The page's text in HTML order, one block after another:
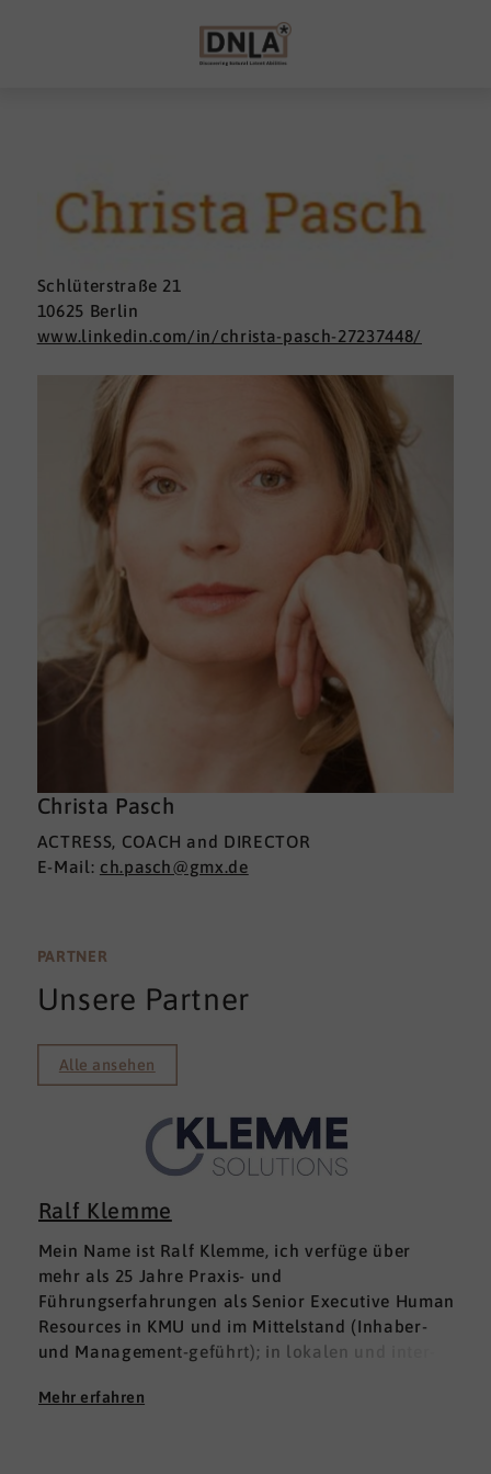
Schlüterstraße 21
10625 Berlin
www.linkedin.com/in/christa-pasch-27237448/
Christa Pasch
ACTRESS, COACH and DIRECTOR
E-Mail: ch.pasch@gmx.de
PARTNER
Unsere Partner
Alle ansehen
Ralf Klemme
Mein Name ist Ralf Klemme, ich verfüge über
mehr als 25 Jahre Praxis- und
Führungserfahrungen als Senior Executive Human
Resources in KMU und im Mittelstand (Inhaber-
und Management-geführt); in lokalen und inter­
Erfahrungen fußen auf der Grundlage einer
Mehr erfahren